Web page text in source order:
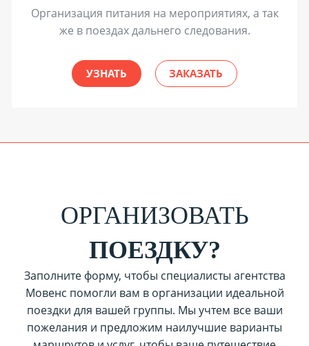
Организация питания на мероприятиях, а так
же в поездах дальнего следования.
УЗНАТЬ ЗАКАЗАТЬ
ОРГАНИЗОВАТЬ
ПОЕЗДКУ?
Заполните форму, чтобы специалисты агентства
Мовенс помогли вам в организации идеальной
поездки для вашей группы. Мы учтем все ваши
пожелания и предложим наилучшие варианты